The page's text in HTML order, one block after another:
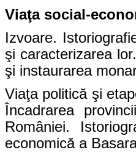
Viaţa social-
Izvoare.
şi caracterizarea
şi instaurarea
Viaţa politică şi
Încadrarea
României.
economică a